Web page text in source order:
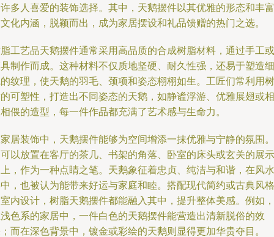
多人喜爱的装饰选择。其中，天鹅摆件以其优雅的形态和丰富
化内涵，脱颖而出，成为家居摆设和礼品馈赠的热门之选。
工艺品天鹅摆件通常采用高品质的合成树脂材料，通过手工或
制作而成。这种材料不仅质地坚硬、耐久性强，还易于塑造细
纹理，使天鹅的羽毛、颈项和姿态栩栩如生。工匠们常利用树
可塑性，打造出不同姿态的天鹅，如静谧浮游、优雅展翅或相
偎的造型，每一件作品都充满了艺术感与生命力。
居装饰中，天鹅摆件能够为空间增添一抹优雅与宁静的氛围。
以放置在客厅的茶几、书架的角落、卧室的床头或玄关的展示
，作为一种点睛之笔。天鹅象征着忠贞、纯洁与和谐，在风水
，也被认为能带来好运与家庭和睦。搭配现代简约或古典风格
内设计，树脂天鹅摆件都能融入其中，提升整体美感。例如，
色系的家居中，一件白色的天鹅摆件能营造出清新脱俗的效
而在深色背景中，镀金或彩绘的天鹅则显得更加华贵夺目。